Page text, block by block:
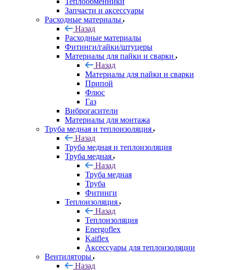
Запчасти и аксессуары
Расходные материалы
Назад
Расходные материалы
Фитинги/гайки/штуцеры
Материалы для пайки и сварки
Назад
Материалы для пайки и сварки
Припой
Флюс
Газ
Виброгасители
Материалы для монтажа
Труба медная и теплоизоляция
Назад
Труба медная и теплоизоляция
Труба медная
Назад
Труба медная
Труба
Фитинги
Теплоизоляция
Назад
Теплоизоляция
Energoflex
Kaiflex
Аксессуары для теплоизоляции
Вентиляторы
Назад